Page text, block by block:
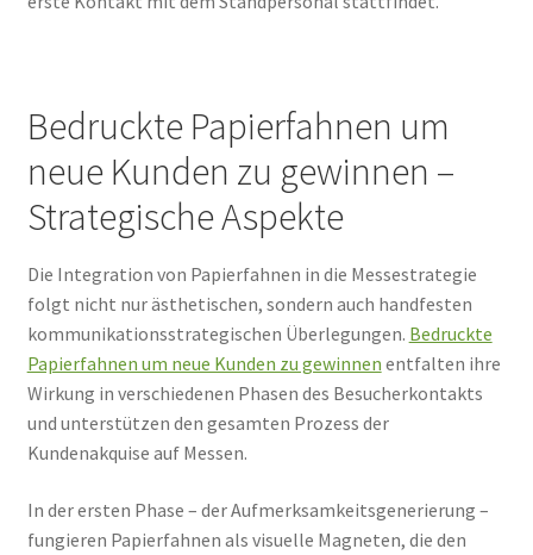
Bedruckte Papierfahnen um
neue Kunden zu gewinnen –
Strategische Aspekte
Die Integration von Papierfahnen in die Messestrategie
folgt nicht nur ästhetischen, sondern auch handfesten
kommunikationsstrategischen Überlegungen. Bedruckte
Papierfahnen um neue Kunden zu gewinnen entfalten ihre
Wirkung in verschiedenen Phasen des Besucherkontakts
und unterstützen den gesamten Prozess der
Kundenakquise auf Messen.
In der ersten Phase – der Aufmerksamkeitsgenerierung –
fungieren Papierfahnen als visuelle Magneten, die den